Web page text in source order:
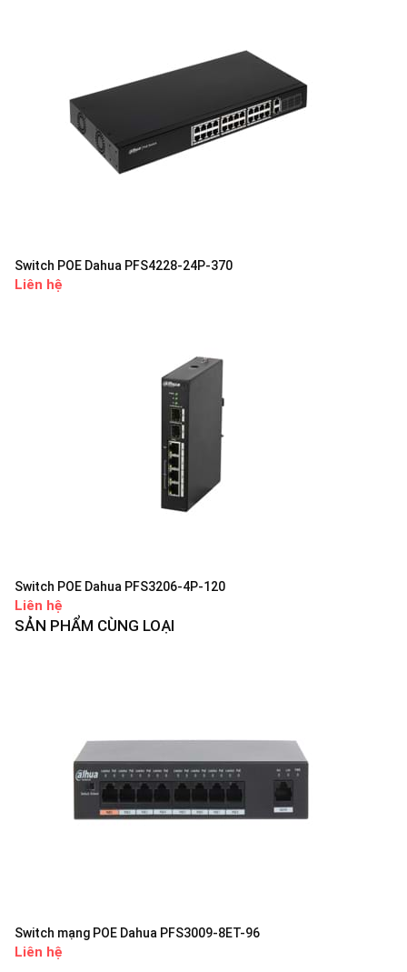
Switch POE Dahua PFS4228-24P-370
Liên hệ
Switch POE Dahua PFS3206-4P-120
Liên hệ
SẢN PHẨM CÙNG LOẠI
Switch mạng POE Dahua PFS3009-8ET-96
Liên hệ